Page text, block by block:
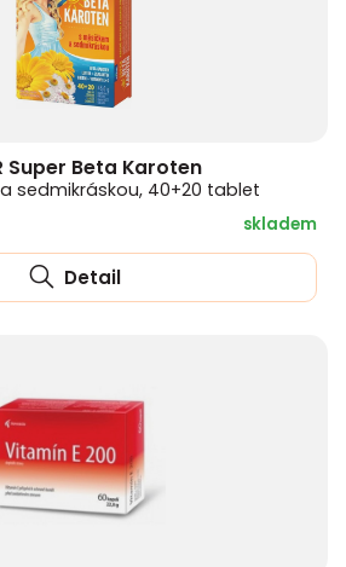
Super Beta Karoten
sedmikráskou, 40+20 tablet
skladem
Detail